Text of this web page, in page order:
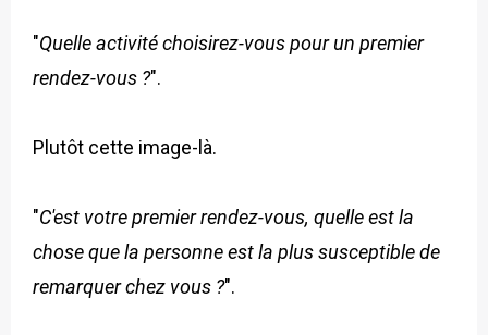
"Quelle activité choisirez-vous pour un premier
rendez-vous ?".
Plutôt cette image-là.
"C'est votre premier rendez-vous, quelle est la
chose que la personne est la plus susceptible de
remarquer chez vous ?".